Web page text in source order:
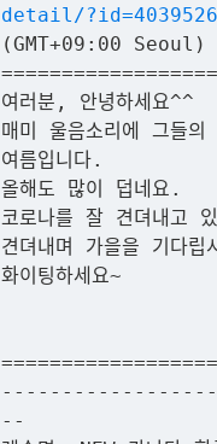
detail/
(GMT+09:00 Seoul)
여러분, 안녕하세요^^
매미 울음소리에 그들의
여름입니다.
올해도 많이 덥네요.
코로나를 잘 견뎌내고
견뎌내며 가을을 기다립
화이팅하세요~
--